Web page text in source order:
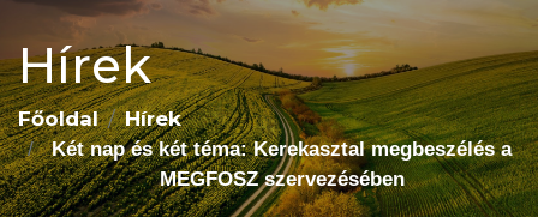
Hírek
Főoldal Hírek
Két nap és két téma: Kerekasztal megbeszélés a
MEGFOSZ szervezésében